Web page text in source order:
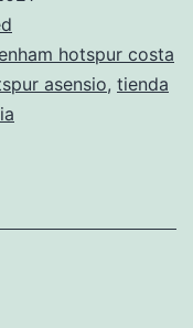
hotspur costa
asensio, tienda